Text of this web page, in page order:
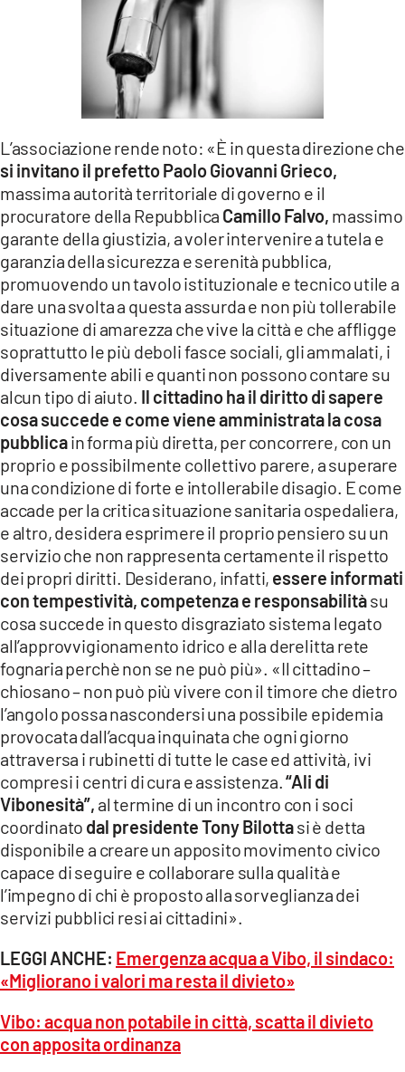
L’associazione rende noto: «È in questa direzione che
si invitano il prefetto Paolo Giovanni Grieco,
massima autorità territoriale di governo e il
procuratore della Repubblica Camillo Falvo, massimo
garante della giustizia, a voler intervenire a tutela e
garanzia della sicurezza e serenità pubblica,
promuovendo un tavolo istituzionale e tecnico utile a
dare una svolta a questa assurda e non più tollerabile
situazione di amarezza che vive la città e che affligge
soprattutto le più deboli fasce sociali, gli ammalati, i
diversamente abili e quanti non possono contare su
alcun tipo di aiuto. Il cittadino ha il diritto di sapere
cosa succede e come viene amministrata la cosa
pubblicain forma più diretta, per concorrere, con un
proprio e possibilmente collettivo parere, a superare
una condizione di forte e intollerabile disagio. E come
accade per la critica situazione sanitaria ospedaliera,
e altro, desidera esprimere il proprio pensiero su un
servizio che non rappresenta certamente il rispetto
dei propri diritti. Desiderano, infatti, essere informati
con tempestività, competenza e responsabilitàsu
cosa succede in questo disgraziato sistema legato
all’approvvigionamento idrico e alla derelitta rete
fognaria perchè non se ne può più». «Il cittadino –
chiosano – non può più vivere con il timore che dietro
l’angolo possa nascondersi una possibile epidemia
provocata dall’acqua inquinata che ogni giorno
attraversa i rubinetti di tutte le case ed attività, ivi
compresi i centri di cura e assistenza.“Ali di
Vibonesità”, al termine di un incontro con i soci
coordinato dal presidente Tony Bilottasi è detta
disponibile a creare un apposito movimento civico
capace di seguire e collaborare sulla qualità e
l’impegno di chi è proposto alla sorveglianza dei
servizi pubblici resi ai cittadini».
LEGGI ANCHE: Emergenza acqua a Vibo, il sindaco:
«Migliorano i valori ma resta il divieto»
Vibo: acqua non potabile in città, scatta il divieto
con apposita ordinanza